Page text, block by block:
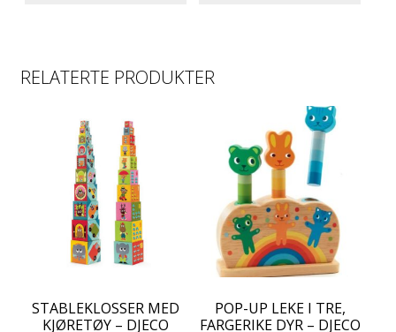
RELATERTE PRODUKTER
STABLEKLOSSER MED
KJØRETØY – DJECO
POP-UP LEKE I TRE,
FARGERIKE DYR – DJECO